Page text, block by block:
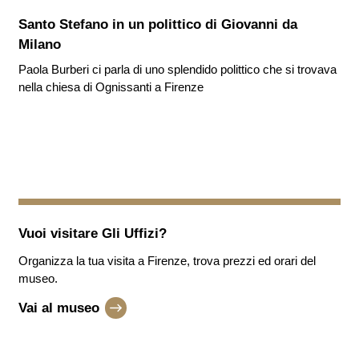
Santo Stefano in un polittico di Giovanni da
Milano
Paola Burberi ci parla di uno splendido polittico che si trovava
nella chiesa di Ognissanti a Firenze
Vuoi visitare Gli Uffizi?
Organizza la tua visita a Firenze, trova prezzi ed orari del
museo.
Vai al museo